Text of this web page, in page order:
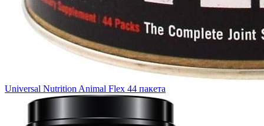
Universal Nutrition Animal Flex 44 пакета